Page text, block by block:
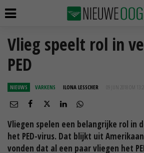
Vlieg speelt rol in
PED
NIEUWS VARKENS ILONA LESSCHER 09 JUN 2018 OM 13:20
Vliegen spelen een belangrijke rol in
het PED-virus. Dat blijkt uit
vonden dat al een paar vliegen het